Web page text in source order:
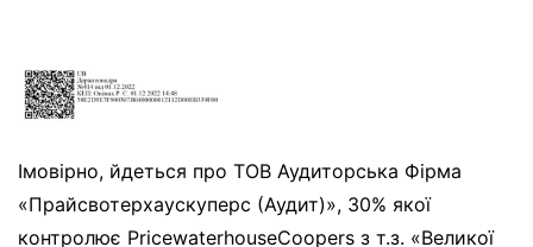
Імовірно, йдеться про ТОВ Аудиторська Фірма
«Прайсвотерхаускуперс (Аудит)», 30% якої
контролює PricewaterhouseCoopers з т.з. «Великої